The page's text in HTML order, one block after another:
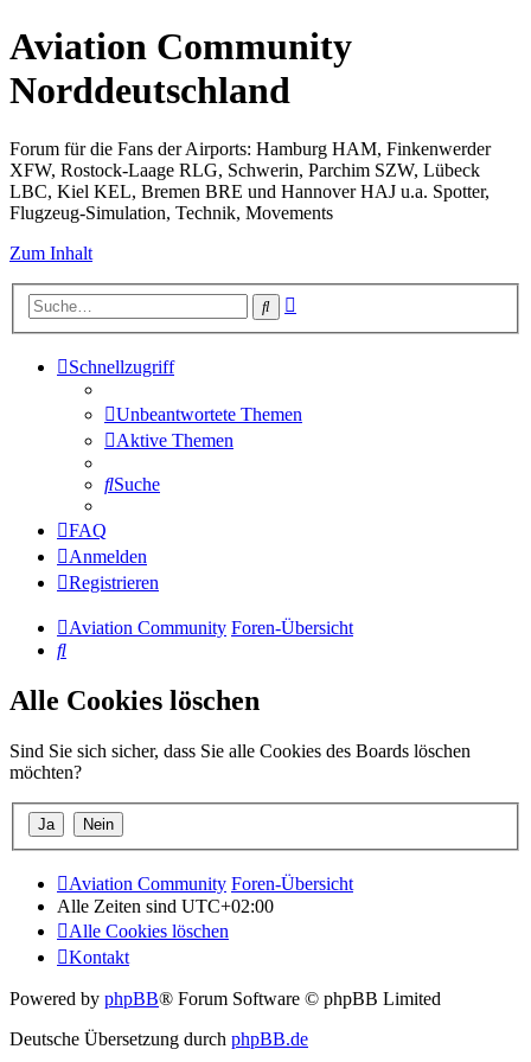
Aviation Community
Norddeutschland
Forum für die Fans der Airports: Hamburg HAM, Finkenwerder
XFW, Rostock-Laage RLG, Schwerin, Parchim SZW, Lübeck
LBC, Kiel KEL, Bremen BRE und Hannover HAJ u.a. Spotter,
Flugzeug-Simulation, Technik, Movements
Zum Inhalt
Suche
Schnellzugriff
Unbeantwortete Themen
Aktive Themen
Suche
FAQ
Anmelden
Registrieren
Aviation Community Foren-Übersicht
Suche
Alle Cookies löschen
Sind Sie sich sicher, dass Sie alle Cookies des Boards löschen
möchten?
Aviation Community Foren-Übersicht
Alle Zeiten sind UTC+02:00
Alle Cookies löschen
Kontakt
Powered by phpBB® Forum Software © phpBB Limited
Deutsche Übersetzung durch phpBB.de